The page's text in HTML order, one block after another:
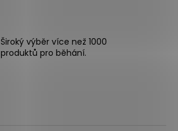
Široký výběr více než 1000
produktů pro běhání.